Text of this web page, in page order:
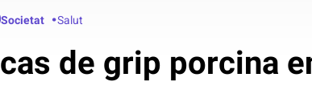
Societat Salut
de grip porcina